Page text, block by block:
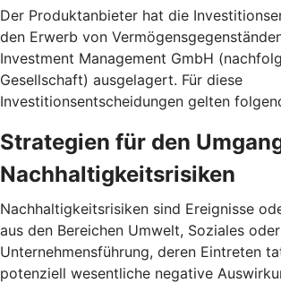
Der Produktanbieter hat die
den Erwerb von
Investment Management GmbH
Gesellschaft) ausgelagert. Für diese
Investitionsentscheidungen gelten
Strategien für den
Nachhaltigkeitsrisiken
Nachhaltigkeitsrisiken sind Ereignisse
aus den Bereichen Umwelt, Soziales oder
Unternehmensführung, deren Eintreten
potenziell wesentliche negative